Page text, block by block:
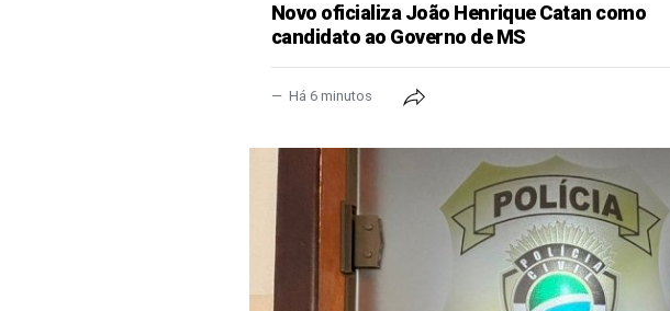
Novo oficializa João Henrique Catan como
candidato ao Governo de MS
Há 6 minutos